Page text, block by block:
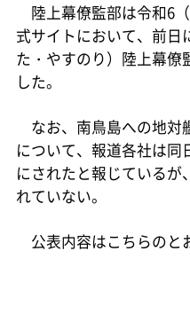
陸上幕僚監部は令和6
式サイトにおいて、前日
た・やすのり）陸上幕僚
した。
なお、南鳥島への地対
について、報道各社は
にされたと報じているが
れていない。
公表内容はこちらのと